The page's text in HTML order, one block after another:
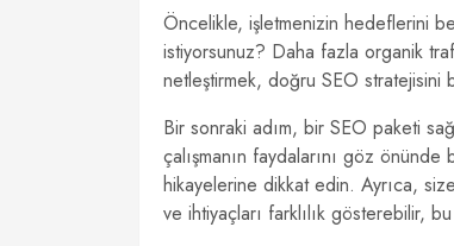
Öncelikle, işletmenizin hedeflerini
istiyorsunuz? Daha fazla organik
netleştirmek, doğru SEO stratejisini
Bir sonraki adım, bir SEO paketi
çalışmanın faydalarını göz
hikayelerine dikkat edin. Ayrıca,
ve ihtiyaçları farklılık gösterebilir,